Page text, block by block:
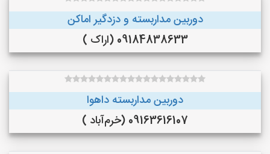
دوربین مداربسته و دزدگیر اماکن
09184838633 (اراک )
دوربین مداربسته داهوا
09163616107 (خرم‌آباد )